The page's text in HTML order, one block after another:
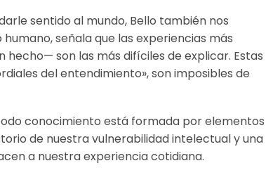
sentido al mundo, Bello también nos
señala que las experiencias más
son las más difíciles de explicar. Estas
del entendimiento», son imposibles de
conocimiento está formada por elementos
de nuestra vulnerabilidad intelectual y una
a nuestra experiencia cotidiana.